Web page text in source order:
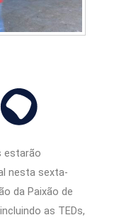
estarão
nesta sexta-
da Paixão de
as TEDs,